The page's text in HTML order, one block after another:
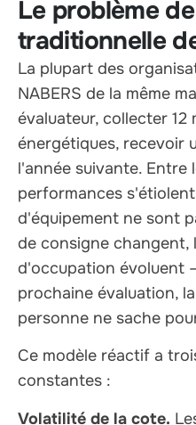
Le problème
traditionnelle
La plupart des
NABERS de la même
évaluateur, collecter 12
énergétiques, recevoir
l'année suivante. Entre
performances
d'équipement ne sont
de consigne changent,
d'occupation évoluent
prochaine évaluation,
personne ne sache
Ce modèle réactif a
constantes :
Volatilité de la cote.